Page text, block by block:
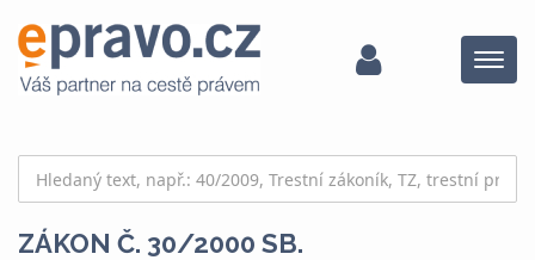
Menu
ZÁKON Č. 30/2000 SB.